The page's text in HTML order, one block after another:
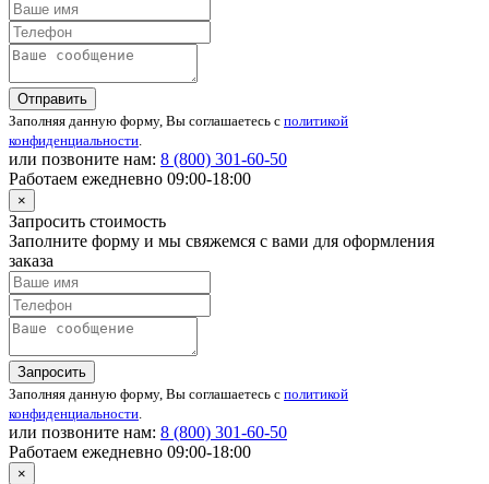
Отправить
Заполняя данную форму, Вы соглашаетесь с политикой
конфиденциальности.
или позвоните нам: 8 (800) 301-60-50
Работаем ежедневно 09:00-18:00
×
Запросить стоимость
Заполните форму и мы свяжемся с вами для оформления
заказа
Запросить
Заполняя данную форму, Вы соглашаетесь с политикой
конфиденциальности.
или позвоните нам: 8 (800) 301-60-50
Работаем ежедневно 09:00-18:00
×